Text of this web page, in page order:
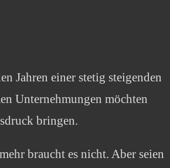
Jahren einer stetig steigenden
Unternehmungen möchten
bringen.
braucht es nicht. Aber seien